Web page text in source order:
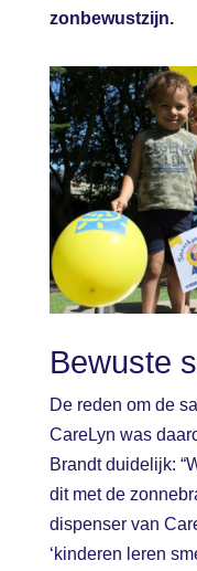
zonbewustzijn.
Bewuste
De reden om de
CareLyn was
Brandt duidelijk:
dit met de
dispenser van
‘kinderen leren